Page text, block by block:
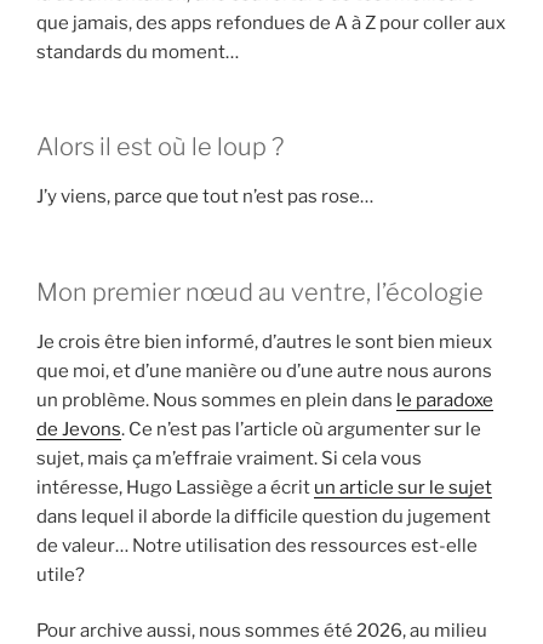
que jamais, des apps refondues de A à Z pour coller aux
standards du moment…
Alors il est où le loup ?
J’y viens, parce que tout n’est pas rose…
Mon premier nœud au ventre, l’écologie
Je crois être bien informé, d’autres le sont bien mieux
que moi, et d’une manière ou d’une autre nous aurons
un problème. Nous sommes en plein dans le paradoxe
de Jevons. Ce n’est pas l’article où argumenter sur le
sujet, mais ça m’effraie vraiment. Si cela vous
intéresse, Hugo Lassiège a écrit un article sur le sujet
dans lequel il aborde la difficile question du jugement
de valeur… Notre utilisation des ressources est-elle
utile?
Pour archive aussi, nous sommes été 2026, au milieu